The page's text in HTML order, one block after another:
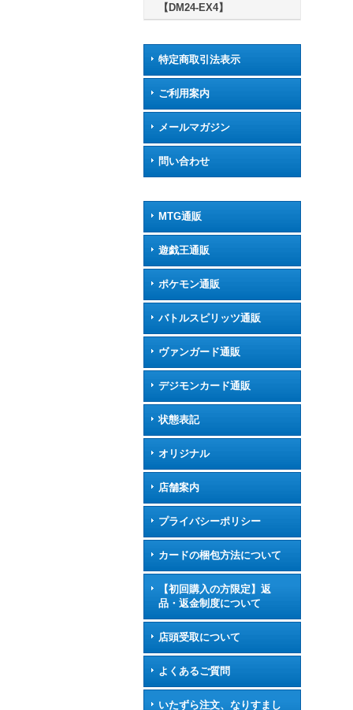
【DM24-EX4】
特定商取引法表示
ご利用案内
メールマガジン
問い合わせ
MTG通販
遊戯王通販
ポケモン通販
バトルスピリッツ通販
ヴァンガード通販
デジモンカード通販
状態表記
オリジナル
店舗案内
プライバシーポリシー
カードの梱包方法について
【初回購入の方限定】返
品・返金制度について
店頭受取について
よくあるご質問
いたずら注文、なりすまし